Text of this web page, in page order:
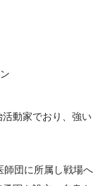
動家でおり、強い
師団に所属し戦場へ